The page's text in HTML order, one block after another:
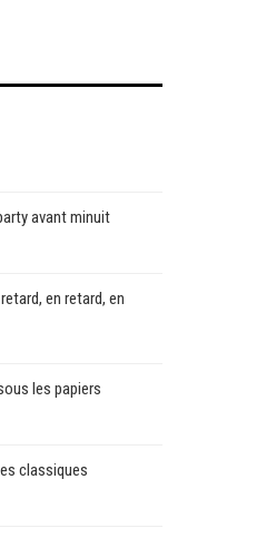
avant minuit
en retard, en
les papiers
classiques